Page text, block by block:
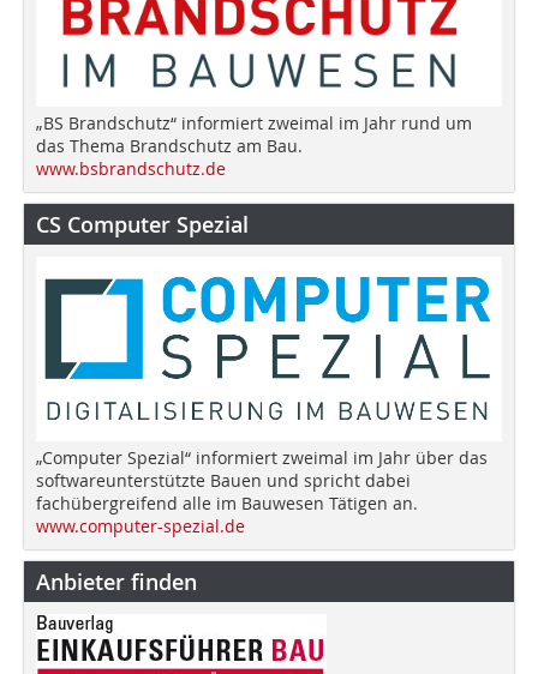
„BS Brandschutz“ informiert zweimal im Jahr rund um
das Thema Brandschutz am Bau.
www.bsbrandschutz.de
CS Computer Spezial
„Computer Spezial“ informiert zweimal im Jahr über das
softwareunterstützte Bauen und spricht dabei
fachübergreifend alle im Bauwesen Tätigen an.
www.computer-spezial.de
Anbieter finden